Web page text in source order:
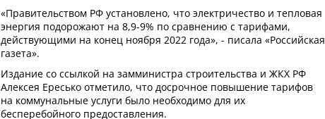
«Правительством РФ установлено, что электричество и тепловая
энергия подорожают на 8,9-9% по сравнению с тарифами,
действующими на конец ноября 2022 года», - писала «Российская
газета».
Издание со ссылкой на замминистра строительства и ЖКХ РФ
Алексея Ересько отметило, что досрочное повышение тарифов
на коммунальные услуги было необходимо для их
бесперебойного предоставления.